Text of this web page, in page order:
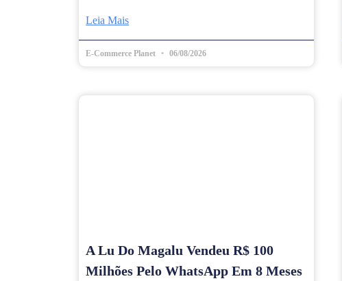
Leia Mais
E-Commerce Planet 06/08/2026
A Lu Do Magalu Vendeu R$ 100
Milhões Pelo WhatsApp Em 8 Meses